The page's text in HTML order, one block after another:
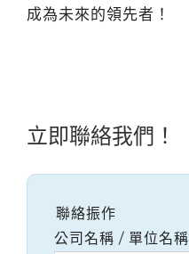
成為未來的領先者！
立即聯絡我們！
聯絡振作
公司名稱 / 單位名稱